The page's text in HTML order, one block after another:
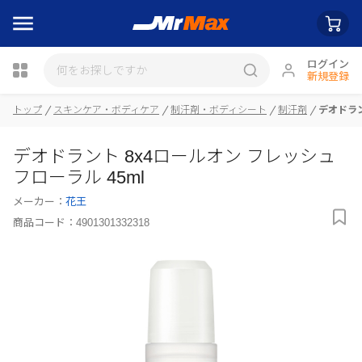
ログイン
新規登録
トップ スキンケア・ボディケア 制汗剤・ボディシート 制汗剤 デオドラ
デオドラント 8x4ロールオン フレッシュ
フローラル 45ml
メーカー： 花王
商品コード： 4901301332318